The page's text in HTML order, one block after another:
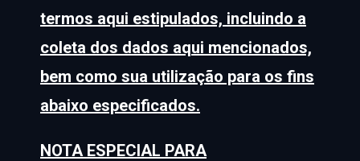
termos aqui estipulados, incluindo a
coleta dos dados aqui mencionados,
bem como sua utilização para os fins
abaixo especificados.
NOTA ESPECIAL PARA